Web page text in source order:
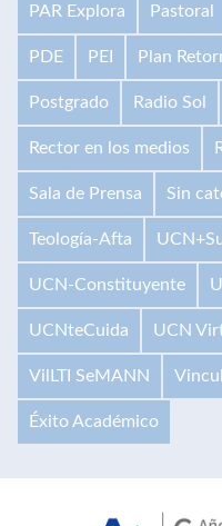
PAR Explora Pastoral
PDE PEI Plan
Postgrado Radio Sol
Rector en los medios
Sala de Prensa Sin
Teología-Afta
UCN-Constituyente
UCNteCuida UCN
VilLTI SeMANN
Éxito Académico